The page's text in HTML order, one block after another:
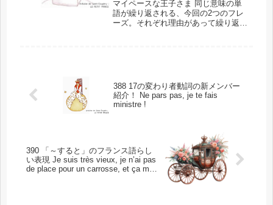
マイペースな王子さま 同じ意味の単
語が繰り返される、今回の2つのフレ
ーズ。それぞれ理由があって繰り返さ
388 17の変わり者動詞の新メンバー
紹介！ Ne pars pas, je te fais
ministre !
390 「～すると」のフランス語らし
い表現 Je suis très vieux, je n’ai pas
de place pour un carrosse, et ça me